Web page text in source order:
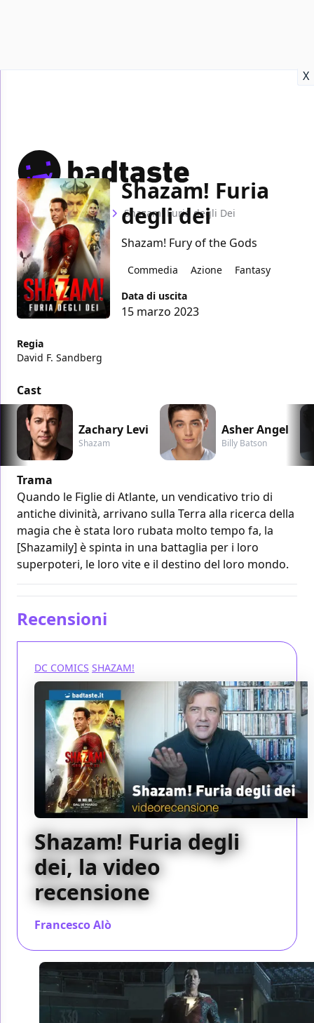
X
Home Film Shazam! Furia degli Dei
Shazam! Furia
degli dei
Shazam! Fury of the Gods
Commedia Azione
Fantasy
Data di uscita
15 marzo 2023
Regia
David F. Sandberg
Cast
Zachary Levi
Shazam
Asher Angel
Billy Batson
Trama
Quando le Figlie di Atlante, un vendicativo trio di
antiche divinità, arrivano sulla Terra alla ricerca della
magia che è stata loro rubata molto tempo fa, la
[Shazamily] è spinta in una battaglia per i loro
superpoteri, le loro vite e il destino del loro mondo.
Recensioni
DC COMICS SHAZAM!
Shazam! Furia degli
dei, la video
recensione
Francesco Alò